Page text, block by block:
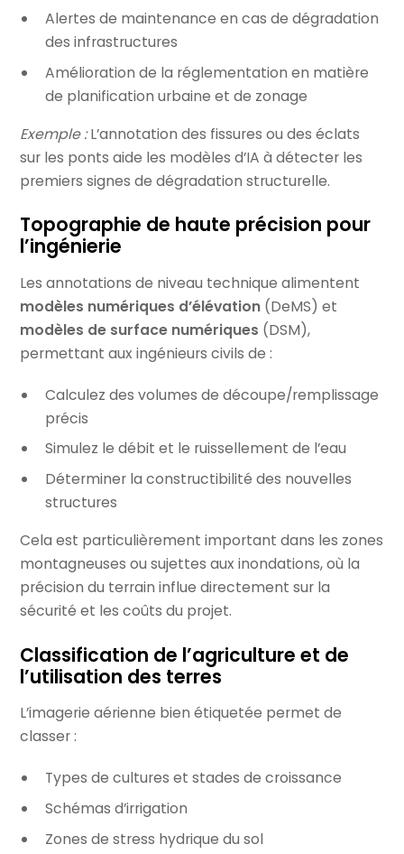
Alertes de maintenance en cas de dégradation
des infrastructures
Amélioration de la réglementation en matière
de planification urbaine et de zonage
Exemple :L’annotation des fissures ou des éclats
sur les ponts aide les modèles d’IA à détecter les
premiers signes de dégradation structurelle.
Topographie de haute précision pour
l’ingénierie
Les annotations de niveau technique alimentent
modèles numériques d’élévation (DeMS) et
modèles de surface numériques (DSM),
permettant aux ingénieurs civils de :
Calculez des volumes de découpe/remplissage
précis
Simulez le débit et le ruissellement de l’eau
Déterminer la constructibilité des nouvelles
structures
Cela est particulièrement important dans les zones
montagneuses ou sujettes aux inondations, où la
précision du terrain influe directement sur la
sécurité et les coûts du projet.
Classification de l’agriculture et de
l’utilisation des terres
L’imagerie aérienne bien étiquetée permet de
classer :
Types de cultures et stades de croissance
Schémas d’irrigation
Zones de stress hydrique du sol